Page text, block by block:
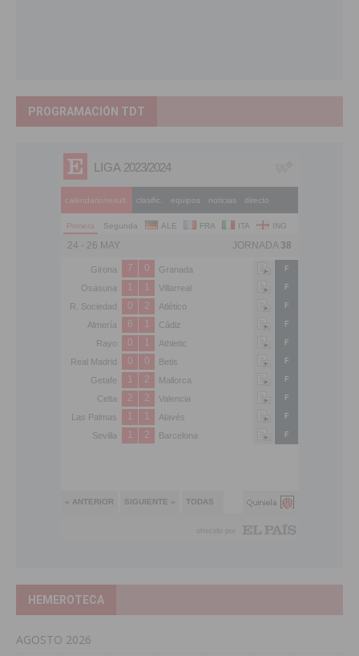
PROGRAMACIÓN TDT
HEMEROTECA
AGOSTO 2026